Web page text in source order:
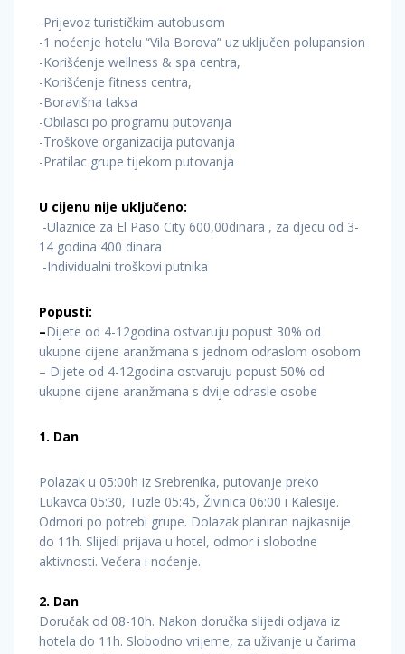
-Prijevoz turističkim autobusom
-1 noćenje hotelu “Vila Borova” uz uključen polupansion
-Korišćenje wellness & spa centra,
-Korišćenje fitness centra,
-Boravišna taksa
-Obilasci po programu putovanja
-Troškove organizacija putovanja
-Pratilac grupe tijekom putovanja
U cijenu nije uključeno:
-Ulaznice za El Paso City 600,00dinara , za djecu od 3-
14 godina 400 dinara
-Individualni troškovi putnika
Popusti:
–Dijete od 4-12godina ostvaruju popust 30% od
ukupne cijene aranžmana s jednom odraslom osobom
– Dijete od 4-12godina ostvaruju popust 50% od
ukupne cijene aranžmana s dvije odrasle osobe
1. Dan
Polazak u 05:00h iz Srebrenika, putovanje preko
Lukavca 05:30, Tuzle 05:45, Živinica 06:00 i Kalesije.
Odmori po potrebi grupe. Dolazak planiran najkasnije
do 11h. Slijedi prijava u hotel, odmor i slobodne
aktivnosti. Večera i noćenje.
2. Dan
Doručak od 08-10h. Nakon doručka slijedi odjava iz
hotela do 11h. Slobodno vrijeme, za uživanje u čarima